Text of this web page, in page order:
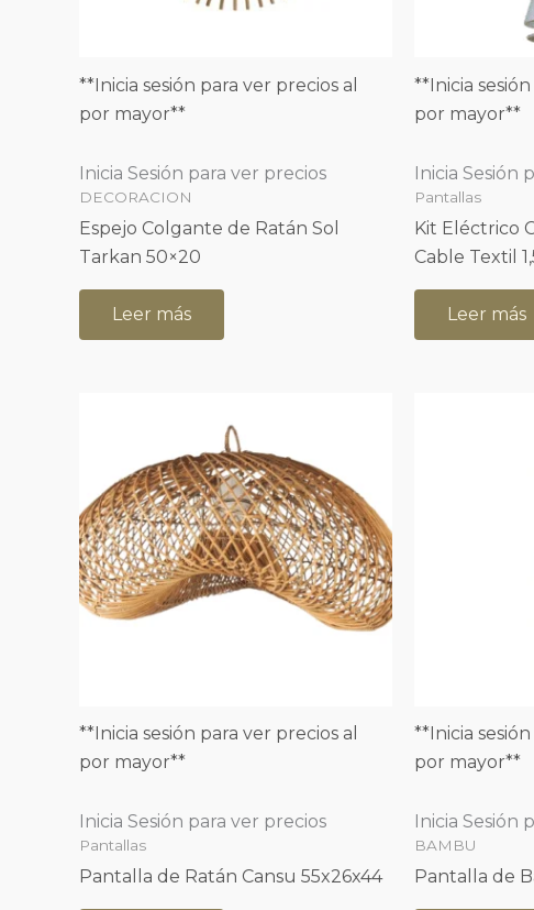
**Inicia sesión para ver precios al
por mayor**
Inicia Sesión para ver precios
DECORACION
Espejo Colgante de Ratán Sol
Tarkan 50×20
Leer más
**Inicia
por mayor**
Inicia Sesión
Pantallas
Kit Eléctrico
Cable Textil
Leer más
**Inicia sesión para ver precios al
por mayor**
Inicia Sesión para ver precios
Pantallas
Pantalla de Ratán Cansu 55x26x44
**Inicia
por mayor**
Inicia Sesión
BAMBU
Pantalla de